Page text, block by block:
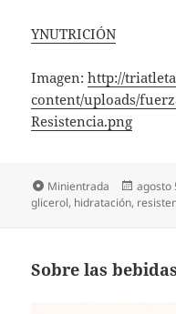
YNUTRICIÓN
Imagen:http://
content/uploads/
Resistencia.png
Formato
Minientrada
el
agosto
glicerol, hidratación,
Sobre las